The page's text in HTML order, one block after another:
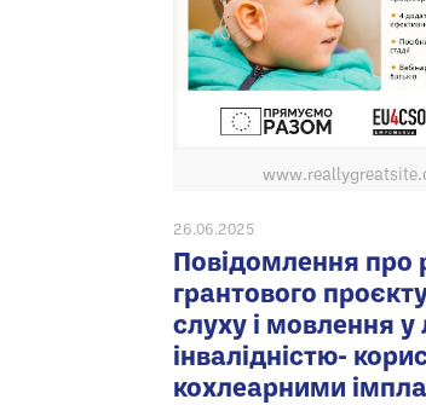
26.06.2025
Повідомлення про
грантового
слуху і мовлення
інвалідністю-
кохлеарними